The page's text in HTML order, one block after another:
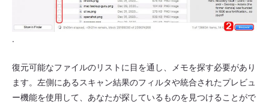
.
復元可能なファイルのリストに目を通し、メモを探す必要があり
ます。左側にあるスキャン結果のフィルタや統合されたプレビュ
ー機能を使用して、あなたが探しているものを見つけることがで